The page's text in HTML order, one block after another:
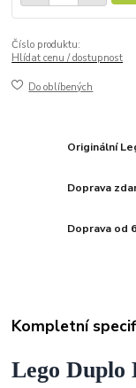
Číslo produktu:
Hlídat cenu / dostupnost
Do oblíbených
Originální
Doprava
Doprava od
Kompletní
Lego Duplo